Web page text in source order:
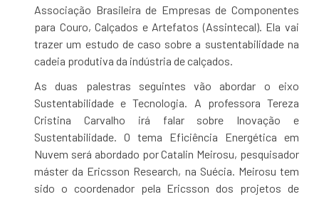
Associação Brasileira de Empresas de Componentes
para Couro, Calçados e Artefatos (Assintecal). Ela vai
trazer um estudo de caso sobre a sustentabilidade na
cadeia produtiva da indústria de calçados.
As duas palestras seguintes vão abordar o eixo
Sustentabilidade e Tecnologia. A professora Tereza
Cristina Carvalho irá falar sobre Inovação e
Sustentabilidade. O tema Eficiência Energética em
Nuvem será abordado por Catalin Meirosu, pesquisador
máster da Ericsson Research, na Suécia. Meirosu tem
sido o coordenador pela Ericsson dos projetos de